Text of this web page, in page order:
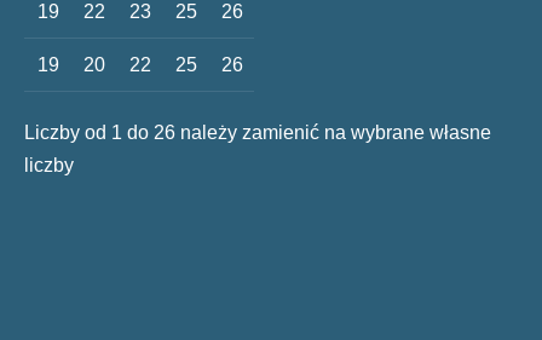
19 22 23 25 26
19 20 22 25 26
Liczby od 1 do 26 należy zamienić na wybrane własne
liczby